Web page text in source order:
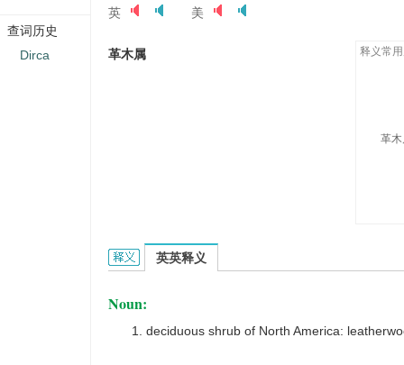
英 美
革木属 释义常
革
Dirca的英文翻译是什么意思，词典释义与在线翻译：
英英释义
Noun:
deciduous shrub of North America:
查词历史
Dirca